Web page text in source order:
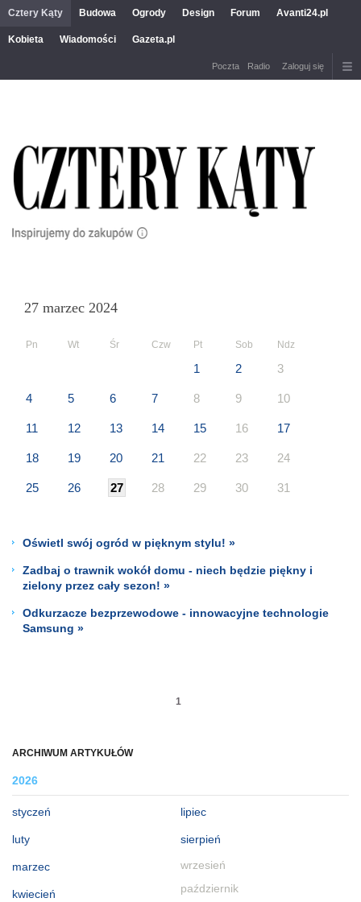
Cztery Kąty Budowa Ogrody Design Forum Avanti24.pl
Kobieta Wiadomości Gazeta.pl
Poczta Radio Zaloguj się
ARCHIWUM ARTYKUŁÓW
2026
styczeń
luty
marzec
kwiecień
lipiec
sierpień
wrzesień
październik
27 marzec 2024
Pn Wt Śr Czw Pt Sob Ndz
1 2 3
4 5 6 7 8 9 10
11 12 13 14 15 16 17
18 19 20 21 22 23 24
25 26 27 28 29 30 31
Oświetl swój ogród w pięknym stylu! »
Zadbaj o trawnik wokół domu - niech będzie piękny i
zielony przez cały sezon! »
Odkurzacze bezprzewodowe - innowacyjne technologie
Samsung »
1